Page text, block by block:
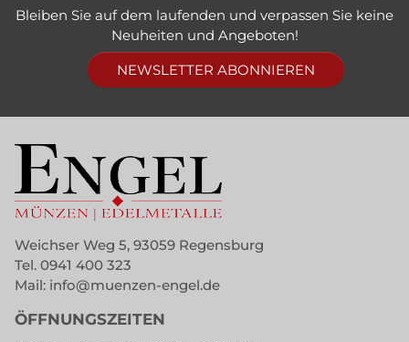
Bleiben Sie auf dem laufenden und verpassen Sie keine
Neuheiten und Angeboten!
NEWSLETTER ABONNIEREN
Weichser Weg 5, 93059 Regensburg
Tel. 0941 400 323
Mail: info@muenzen-engel.de
ÖFFNUNGSZEITEN